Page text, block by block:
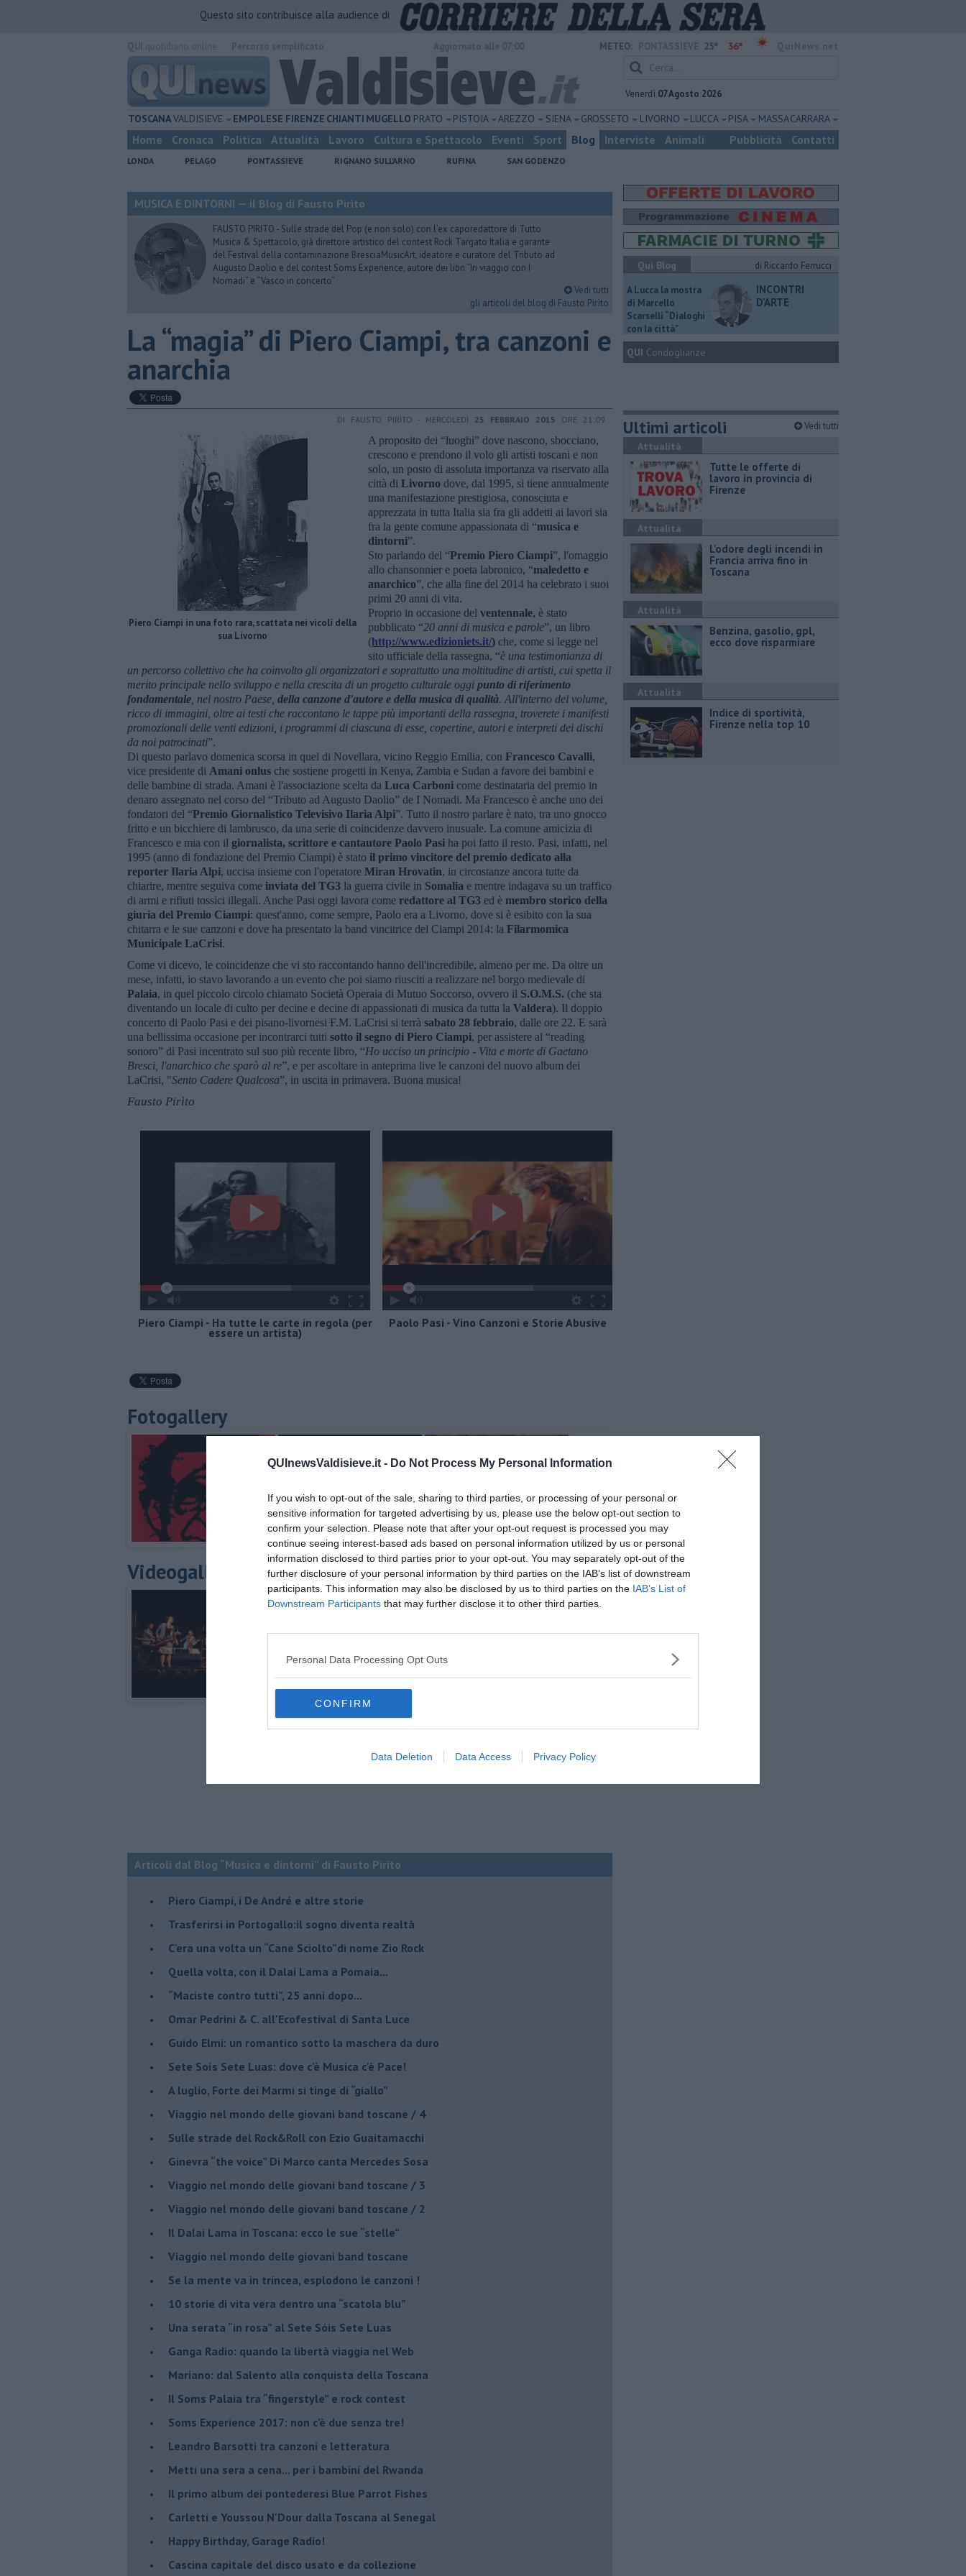
QUInewsValdisieve.it - Do Not Process My Personal Information
If you wish to opt-out of the sale, sharing to third parties, or processing of your personal or
sensitive information for targeted advertising by us, please use the below opt-out section to
confirm your selection. Please note that after your opt-out request is processed you may
continue seeing interest-based ads based on personal information utilized by us or personal
information disclosed to third parties prior to your opt-out. You may separately opt-out of the
further disclosure of your personal information by third parties on the IAB’s list of downstream
participants. This information may also be disclosed by us to third parties on the IAB’s List of
Downstream Participants that may further disclose it to other third parties.
Personal Data Processing Opt Outs
CONFIRM
Data Deletion Data Access Privacy Policy
Questo sito contribuisce alla audience di
METEO: 25° 36°
Venerdì 07 Agosto 2026
TOSCANAVALDISIEVE EMPOLESE FIRENZE CHIANTI MUGELLO PRATO PISTOIA AREZZO SIENA GROSSETO LIVORNO LUCCA PISA MASSA CARRARA
Home Cronaca Politica Attualità Lavoro Cultura e Spettacolo Eventi Sport Blog Interviste Animali Pubblicità Contatti
LONDA PELAGO PONTASSIEVE RIGNANO SULL'ARNO RUFINA SAN GODENZO
MUSICA E DINTORNI — il Blog di Fausto Pirìto
FAUSTO PIRITO - Sulle strade del Pop (e non solo) con l'ex caporedattore di Tutto
Musica & Spettacolo, già direttore artistico del contest Rock Targato Italia e garante
del Festival della contaminazione BresciaMusicArt, ideatore e curatore del Tributo ad
Augusto Daolio e del contest Soms Experience, autore dei libri “In viaggio con I
Nomadi” e “Vasco in concerto”
Vedi tutti
gli articoli del blog di Fausto Pirìto
La “magia” di Piero Ciampi, tra canzoni e
anarchia
DI FAUSTO PIRÌTO - MERCOLEDÌ 25 FEBBRAIO 2015 ORE 21:09
Piero Ciampi in una foto rara, scattata nei vicoli della
sua Livorno
A proposito dei “luoghi” dove nascono, sbocciano,
crescono e prendono il volo gli artisti toscani e non
solo, un posto di assoluta importanza va riservato alla
città di Livorno dove, dal 1995, si tiene annualmente
una manifestazione prestigiosa, conosciuta e
apprezzata in tutta Italia sia fra gli addetti ai lavori sia
fra la gente comune appassionata di “musica e
dintorni”.
Sto parlando del “Premio Piero Ciampi”, l'omaggio
allo chansonnier e poeta labronico, “maledetto e
anarchico”, che alla fine del 2014 ha celebrato i suoi
primi 20 anni di vita.
Proprio in occasione del ventennale, è stato
pubblicato “20 anni di musica e parole”, un libro
(http://www.edizioniets.it/) che, come si legge nel
sito ufficiale della rassegna, “è una testimonianza di
un percorso collettivo che ha coinvolto gli organizzatori e soprattutto una moltitudine di artisti, cui spetta il
merito principale nello sviluppo e nella crescita di un progetto culturale oggi punto di riferimento
fondamentale , nel nostro Paese, della canzone d'autore e della musica di qualità. All'interno del volume,
ricco di immagini, oltre ai testi che raccontano le tappe più importanti della rassegna, troverete i manifesti
promozionali delle venti edizioni, i programmi di ciascuna di esse, copertine, autori e interpreti dei dischi
da noi patrocinati”.
Di questo parlavo domenica scorsa in quel di Novellara, vicino Reggio Emilia, con Francesco Cavalli,
vice presidente di Amani onlus che sostiene progetti in Kenya, Zambia e Sudan a favore dei bambini e
delle bambine di strada. Amani è l'associazione scelta da Luca Carboni come destinataria del premio in
denaro assegnato nel corso del “Tributo ad Augusto Daolio” de I Nomadi. Ma Francesco è anche uno dei
fondatori del “Premio Giornalistico Televisivo Ilaria Alpi”. Tutto il nostro parlare è nato, tra uno gnocco
fritto e un bicchiere di lambrusco, da una serie di coincidenze davvero inusuale. La comune amicizia di
Francesco e mia con il giornalista, scrittore e cantautore Paolo Pasi ha poi fatto il resto. Pasi, infatti, nel
1995 (anno di fondazione del Premio Ciampi) è stato il primo vincitore del premio dedicato alla
reporter Ilaria Alpi, uccisa insieme con l'operatore Miran Hrovatin, in circostanze ancora tutte da
chiarire, mentre seguiva come inviata del TG3 la guerra civile in Somalia e mentre indagava su un traffico
di armi e rifiuti tossici illegali. Anche Pasi oggi lavora come redattore al TG3 ed è membro storico della
giuria del Premio Ciampi: quest'anno, come sempre, Paolo era a Livorno, dove si è esibito con la sua
chitarra e le sue canzoni e dove ha presentato la band vincitrice del Ciampi 2014: la Filarmomica
Municipale LaCrisi.
Come vi dicevo, le coincidenze che vi sto raccontando hanno dell'incredibile, almeno per me. Da oltre un
mese, infatti, io stavo lavorando a un evento che poi siamo riusciti a realizzare nel borgo medievale di
Palaia, in quel piccolo circolo chiamato Società Operaia di Mutuo Soccorso, ovvero il S.O.M.S. (che sta
diventando un locale di culto per decine e decine di appassionati di musica da tutta la Valdera). Il doppio
concerto di Paolo Pasi e dei pisano-livornesi F.M. LaCrisi si terrà sabato 28 febbraio, dalle ore 22. E sarà
una bellissima occasione per incontrarci tutti sotto il segno di Piero Ciampi, per assistere al “reading
sonoro” di Pasi incentrato sul suo più recente libro, “Ho ucciso un principio - Vita e morte di Gaetano
Bresci, l'anarchico che sparò al re”, e per ascoltare in anteprima live le canzoni del nuovo album dei
LaCrisi, "Sento Cadere Qualcosa”, in uscita in primavera. Buona musica!
Fausto Pirìto
Piero Ciampi - Ha tutte le carte in regola (per
essere un artista)
Paolo Pasi - Vino Canzoni e Storie Abusive
Fotogallery
Videogallery
Articoli dal Blog “Musica e dintorni” di Fausto Pirìto
​Piero Ciampi, i De André e altre storie
​Trasferirsi in Portogallo:il sogno diventa realtà
​C'era una volta un “Cane Sciolto”di nome Zio Rock
Quella volta, con il Dalai Lama a Pomaia...
​“Maciste contro tutti”, 25 anni dopo...
​Omar Pedrini & C. all'Ecofestival di Santa Luce
Guido Elmi: un romantico sotto la maschera da duro
Sete Soís Sete Luas: dove c'è Musica c'è Pace!
​A luglio, Forte dei Marmi si tinge di “giallo”
Viaggio nel mondo delle giovani band toscane / 4
Sulle strade del Rock&Roll con Ezio Guaitamacchi
​Ginevra “the voice” Di Marco canta Mercedes Sosa
Viaggio nel mondo delle giovani band toscane / 3
​Viaggio nel mondo delle giovani band toscane / 2
Il Dalai Lama in Toscana: ecco le sue “stelle”
Viaggio nel mondo delle giovani band toscane
Se la mente va in trincea, esplodono le canzoni !
​10 storie di vita vera dentro una “scatola blu”
​Una serata “in rosa” al Sete Sóis Sete Luas
Ganga Radio: quando la libertà viaggia nel Web
Mariano: dal Salento alla conquista della Toscana
​Il Soms Palaia tra “fingerstyle” e rock contest
Soms Experience 2017: non c'è due senza tre!
​Leandro Barsotti tra canzoni e letteratura
​Metti una sera a cena... per i bambini del Rwanda
​Il primo album dei pontederesi Blue Parrot Fishes
Carletti e Youssou N'Dour dalla Toscana al Senegal
Happy Birthday, Garage Radio!
​Cascina capitale del disco usato e da collezione
Qui Blog
di Riccardo Ferrucci
A Lucca la mostra
di Marcello
Scarselli “Dialoghi
con la città"
INCONTRI
D'ARTE
QUI Condoglianze
Ultimi articoli Vedi tutti
Attualità
​Tutte le offerte di
lavoro in provincia di
Firenze
Attualità
L'odore degli incendi in
Francia arriva fino in
Toscana
Attualità
​Benzina, gasolio, gpl,
ecco dove risparmiare
Attualità
Indice di sportività,
Firenze nella top 10